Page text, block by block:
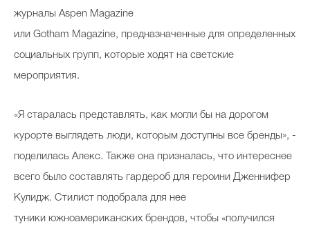
журналы Aspen Magazine
или Gotham Magazine, предназначенные для определенных
социальных групп, которые ходят на светские
мероприятия.
«Я старалась представлять, как могли бы на дорогом
курорте выглядеть люди, которым доступны все бренды», -
поделилась Алекс. Также она призналась, что интереснее
всего было составлять гардероб для героини Дженнифер
Кулидж. Стилист подобрала для нее
туники южноамериканских брендов, чтобы «получился